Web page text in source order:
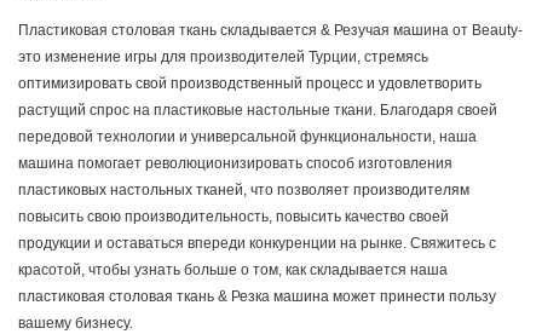
Пластиковая столовая ткань складывается & Резучая машина от Beauty-
это изменение игры для производителей Турции, стремясь
оптимизировать свой производственный процесс и удовлетворить
растущий спрос на пластиковые настольные ткани. Благодаря своей
передовой технологии и универсальной функциональности, наша
машина помогает революционизировать способ изготовления
пластиковых настольных тканей, что позволяет производителям
повысить свою производительность, повысить качество своей
продукции и оставаться впереди конкуренции на рынке. Свяжитесь с
красотой, чтобы узнать больше о том, как складывается наша
пластиковая столовая ткань & Резка машина может принести пользу
вашему бизнесу.